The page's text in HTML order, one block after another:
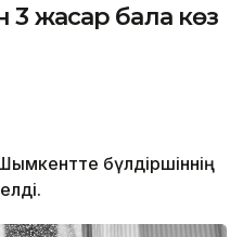
3 жасар бала көз
бүлдіршіннің